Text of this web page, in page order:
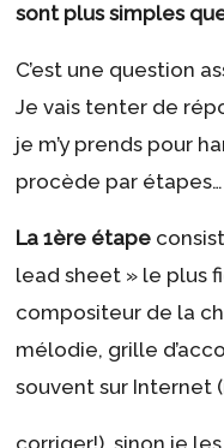
sont plus simples
C’est une question
Je vais tenter de
je m’y prends pour
procède par étapes…
La 1ère étape
lead sheet » le plus
compositeur de la
mélodie, grille
souvent sur Internet